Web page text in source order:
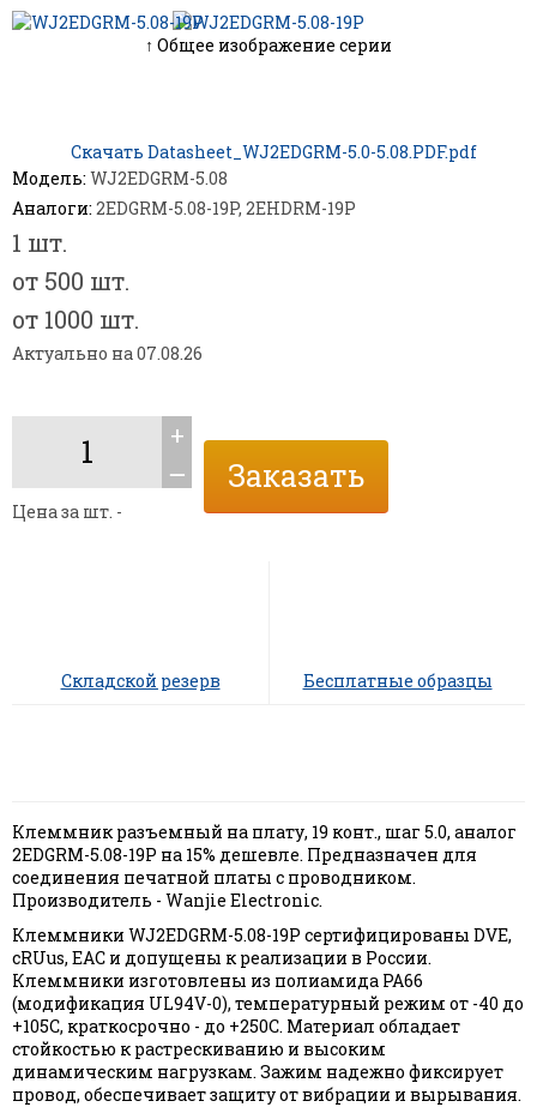
↑ Общее изображение серии
Скачать Datasheet_WJ2EDGRM-5.0-5.08.PDF.pdf
Модель: WJ2EDGRM-5.08
Аналоги: 2EDGRM-5.08-19P, 2EHDRM-19P
1 шт.
от 500 шт.
от 1000 шт.
Актуально на 07.08.26
+
ــ
Цена за шт. -
Складской резерв Бесплатные образцы
Клеммник разъемный на плату, 19 конт., шаг 5.0, аналог
2EDGRM-5.08-19P на 15% дешевле. Предназначен для
соединения печатной платы с проводником.
Производитель - Wanjie Electronic.
Клеммники WJ2EDGRM-5.08-19P сертифицированы DVE,
cRUus, EAC и допущены к реализации в России.
Клеммники изготовлены из полиамида PA66
(модификация UL94V-0), температурный режим от -40 до
+105С, краткосрочно - до +250С. Материал обладает
стойкостью к растрескиванию и высоким
динамическим нагрузкам. Зажим надежно фиксирует
провод, обеспечивает защиту от вибрации и вырывания.